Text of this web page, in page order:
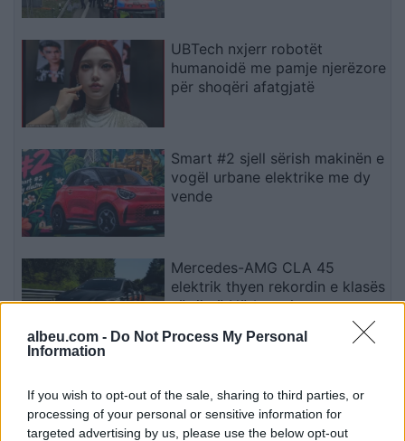
albeu.com - Do Not Process My Personal
Information
If you wish to opt-out of the sale, sharing to third parties, or
processing of your personal or sensitive information for
targeted advertising by us, please use the below opt-out
UBTech nxjerr robotët
humanoidë me pamje njerëzore
për shoqëri afatgjatë
Smart #2 sjell sërish makinën e
vogël urbane elektrike me dy
vende
Mercedes-AMG CLA 45
elektrik thyen rekordin e klasës
së tij në Nürburgring
zbulon vorbullat që ndikojnë
në motin hapësinor dhe Tokë